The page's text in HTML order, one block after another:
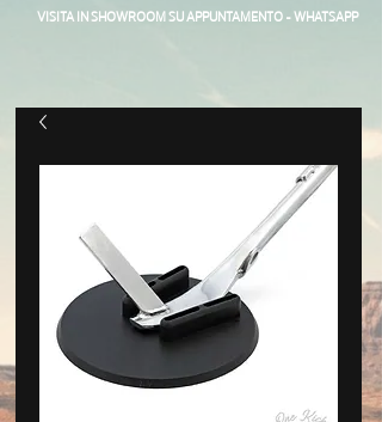
VISITA IN SHOWROOM SU APPUNTAMENTO - WHATSAPP